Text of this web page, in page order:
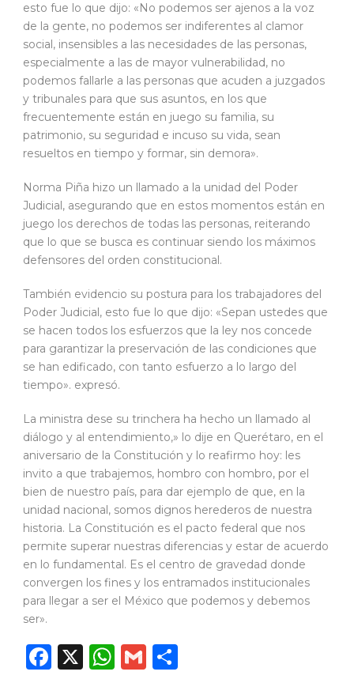
esto fue lo que dijo: «No podemos ser ajenos a la voz
de la gente, no podemos ser indiferentes al clamor
social, insensibles a las necesidades de las personas,
especialmente a las de mayor vulnerabilidad, no
podemos fallarle a las personas que acuden a juzgados
y tribunales para que sus asuntos, en los que
frecuentemente están en juego su familia, su
patrimonio, su seguridad e incuso su vida, sean
resueltos en tiempo y formar, sin demora».
Norma Piña hizo un llamado a la unidad del Poder
Judicial, asegurando que en estos momentos están en
juego los derechos de todas las personas, reiterando
que lo que se busca es continuar siendo los máximos
defensores del orden constitucional.
También evidencio su postura para los trabajadores del
Poder Judicial, esto fue lo que dijo: «Sepan ustedes que
se hacen todos los esfuerzos que la ley nos concede
para garantizar la preservación de las condiciones que
se han edificado, con tanto esfuerzo a lo largo del
tiempo». expresó.
La ministra dese su trinchera ha hecho un llamado al
diálogo y al entendimiento,» lo dije en Querétaro, en el
aniversario de la Constitución y lo reafirmo hoy: les
invito a que trabajemos, hombro con hombro, por el
bien de nuestro país, para dar ejemplo de que, en la
unidad nacional, somos dignos herederos de nuestra
historia. La Constitución es el pacto federal que nos
permite superar nuestras diferencias y estar de acuerdo
en lo fundamental. Es el centro de gravedad donde
convergen los fines y los entramados institucionales
para llegar a ser el México que podemos y debemos
ser».
Facebook
X WhatsApp
Gmail